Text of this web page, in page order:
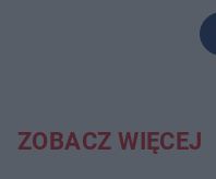
ZOBACZ WIĘCEJ